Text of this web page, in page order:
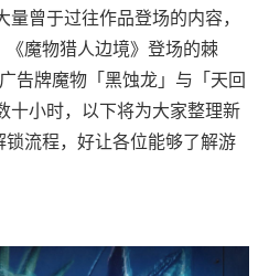
曾于过往作品登场的内容，
魔物猎人边境》登场的棘
告牌魔物「黑蚀龙」与「天回
十小时，以下将为大家整理新
流程，好让各位能够了解游